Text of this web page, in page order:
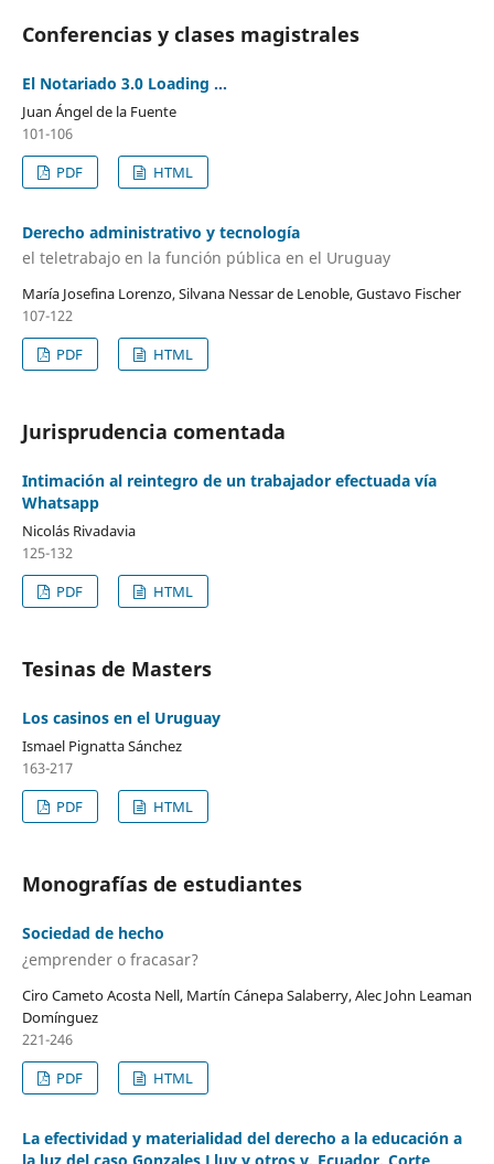
Conferencias y clases magistrales
El Notariado 3.0 Loading …
Juan Ángel de la Fuente
101-106
PDF
HTML
Derecho administrativo y tecnología
el teletrabajo en la función pública en el Uruguay
María Josefina Lorenzo, Silvana Nessar de Lenoble, Gustavo Fischer
107-122
PDF
HTML
Jurisprudencia comentada
Intimación al reintegro de un trabajador efectuada vía
Whatsapp
Nicolás Rivadavia
125-132
PDF
HTML
Tesinas de Masters
Los casinos en el Uruguay
Ismael Pignatta Sánchez
163-217
PDF
HTML
Monografías de estudiantes
Sociedad de hecho
¿emprender o fracasar?
Ciro Cameto Acosta Nell, Martín Cánepa Salaberry, Alec John Leaman
Domínguez
221-246
PDF
HTML
La efectividad y materialidad del derecho a la educación a
la luz del caso Gonzales Lluy y otros v. Ecuador. Corte